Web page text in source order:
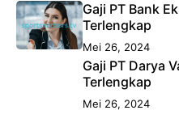
Gaji PT Bank
Terlengkap
Mei 26, 2024
Gaji PT Darya
Terlengkap
Mei 26, 2024